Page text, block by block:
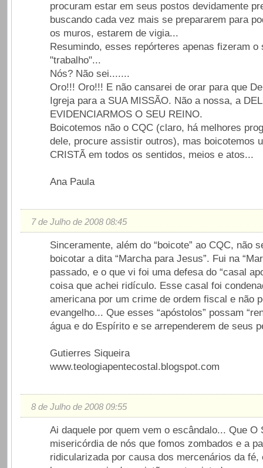
procuram estar em seus postos devidamente
buscando cada vez mais se prepararem para
os muros, estarem de vigia...
Resumindo, esses repórteres apenas fizeram o
"trabalho"...
Nós? Não sei.......
Oro!!! Oro!!! E não cansarei de orar para que
Igreja para a SUA MISSÃO. Não a nossa, a
EVIDENCIARMOS O SEU REINO.
Boicotemos não o CQC (claro, há melhores
dele, procure assistir outros), mas boicotemos
CRISTÃ em todos os sentidos, meios e atos...
Ana Paula
7 de Julho de 2008 08:45
Sinceramente, além do “boicote” ao CQC, não
boicotar a dita “Marcha para Jesus”. Fui na
passado, e o que vi foi uma defesa do “casal
coisa que achei ridículo. Esse casal foi
americana por um crime de ordem fiscal e não
evangelho... Que esses “apóstolos” possam
água e do Espírito e se arrependerem de seus
Gutierres Siqueira
www.teologiapentecostal.blogspot.com
8 de Julho de 2008 09:55
Ai daquele por quem vem o escândalo... Que O
misericórdia de nós que fomos zombados e a
ridicularizada por causa dos mercenários da fé,